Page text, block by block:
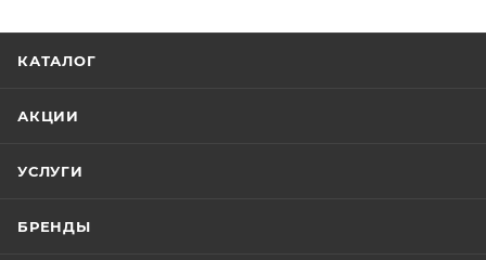
КАТАЛОГ
АКЦИИ
УСЛУГИ
БРЕНДЫ